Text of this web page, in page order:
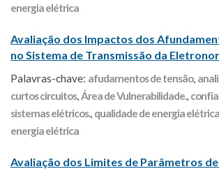
energia elétrica
Avaliação dos Impactos dos
no Sistema de Transmissão da
Palavras-chave: afudamentos de tensão,
curtos circuitos,Área de Vulnerabilidade.,
sistemas elétricos., qualidade de energia elétrica
energia elétrica
Avaliação dos Limites de Parâmetros